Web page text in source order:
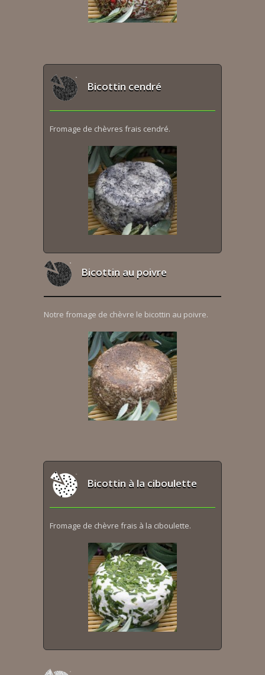
Bicottin cendré
Fromage de chèvres frais cendré.
Bicottin au poivre
Notre fromage de chèvre le bicottin au poivre.
Bicottin à la ciboulette
Fromage de chèvre frais à la ciboulette.